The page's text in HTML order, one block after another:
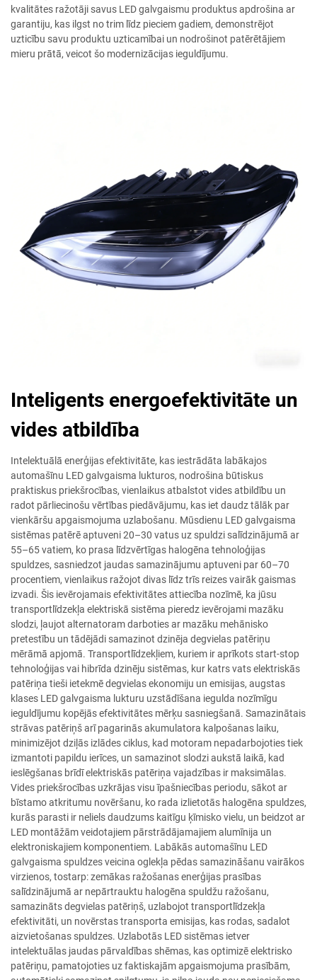
kvalitātes ražotāji savus LED galvgaismu produktus apdrošina ar
garantiju, kas ilgst no trim līdz pieciem gadiem, demonstrējot
uzticību savu produktu uzticamībai un nodrošinot patērētājiem
mieru prātā, veicot šo modernizācijas ieguldījumu.
Inteligents energoefektivitāte un
vides atbildība
Intelektuālā enerģijas efektivitāte, kas iestrādāta labākajos
automašīnu LED galvgaisma lukturos, nodrošina būtiskus
praktiskus priekšrocības, vienlaikus atbalstot vides atbildību un
radot pārliecinošu vērtības piedāvājumu, kas iet daudz tālāk par
vienkāršu apgaismojuma uzlabošanu. Mūsdienu LED galvgaisma
sistēmas patērē aptuveni 20–30 vatus uz spuldzi salīdzinājumā ar
55–65 vatiem, ko prasa līdzvērtīgas halogēna tehnoloģijas
spuldzes, sasniedzot jaudas samazinājumu aptuveni par 60–70
procentiem, vienlaikus ražojot divas līdz trīs reizes vairāk gaismas
izvadi. Šis ievērojamais efektivitātes attiecība nozīmē, ka jūsu
transportlīdzekļa elektriskā sistēma pieredz ievērojami mazāku
slodzi, ļaujot alternatoram darboties ar mazāku mehānisko
pretestību un tādējādi samazinot dzinēja degvielas patēriņu
mērāmā apjomā. Transportlīdzekļiem, kuriem ir aprīkots start-stop
tehnoloģijas vai hibrīda dzinēju sistēmas, kur katrs vats elektriskās
patēriņa tieši ietekmē degvielas ekonomiju un emisijas, augstas
klases LED galvgaisma lukturu uzstādīšana iegulda nozīmīgu
ieguldījumu kopējās efektivitātes mērķu sasniegšanā. Samazinātais
strāvas patēriņš arī pagarinās akumulatora kalpošanas laiku,
minimizējot dziļās izlādes ciklus, kad motoram nepadarbojoties tiek
izmantoti papildu ierīces, un samazinot slodzi aukstā laikā, kad
ieslēgšanas brīdī elektriskās patēriņa vajadzības ir maksimālas.
Vides priekšrocības uzkrājas visu īpašniecības periodu, sākot ar
bīstamo atkritumu novēršanu, ko rada izlietotās halogēna spuldzes,
kurās parasti ir neliels daudzums kaitīgu ķīmisko vielu, un beidzot ar
LED montāžām veidotajiem pārstrādājamajiem alumīnija un
elektroniskajiem komponentiem. Labākās automašīnu LED
galvgaisma spuldzes veicina oglekļa pēdas samazināšanu vairākos
virzienos, tostarp: zemākas ražošanas enerģijas prasības
salīdzinājumā ar nepārtrauktu halogēna spuldžu ražošanu,
samazināts degvielas patēriņš, uzlabojot transportlīdzekļa
efektivitāti, un novērstas transporta emisijas, kas rodas, sadalot
aizvietošanas spuldzes. Uzlabotās LED sistēmas ietver
intelektuālas jaudas pārvaldības shēmas, kas optimizē elektrisko
patēriņu, pamatojoties uz faktiskajām apgaismojuma prasībām,